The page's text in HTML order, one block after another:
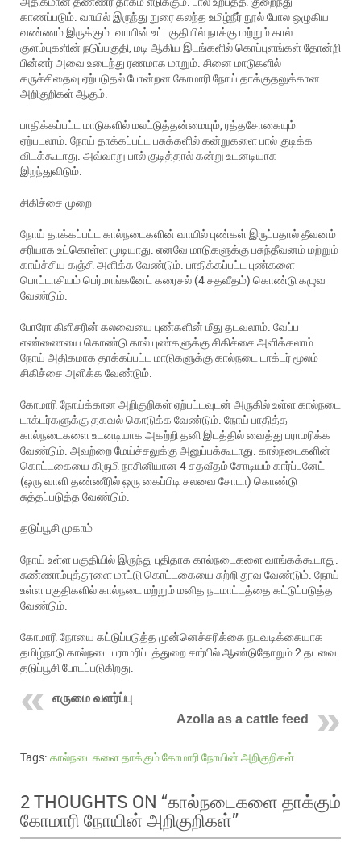
காணப்படும். வாயில் இருந்து நுரை கலந்த உமிழ்நீர் நூல் போல ஒழுகிய
வண்ணம் இருக்கும். வாயின் உட்பகுதியில் நாக்கு மற்றும் கால்
குளம்புகளின் நடுப்பகுதி, மடி ஆகிய இடங்களில் கொப்புளங்கள் தோன்றி
பின்னர் அவை உடைந்து ரணமாக மாறும். சினை மாடுகளில்
கருச்சிதைவு ஏற்படுதல் போன்றன கோமாரி நோய் தாக்குதலுக்கான
அறிகுறிகள் ஆகும்.
பாதிக்கப்பட்ட மாடுகளில் மலட்டுத்தன்மையும், ரத்தசோகையும்
ஏற்படலாம். நோய் தாக்கப்பட்ட பசுக்களில் கன்றுகளை பால் குடிக்க
விடக்கூடாது. அவ்வாறு பால் குடித்தால் கன்று உடனடியாக
இறந்துவிடும்.
சிகிச்சை முறை
நோய் தாக்கப்பட்ட கால்நடைகளின் வாயில் புண்கள் இருப்பதால் தீவனம்
சரியாக உட்கொள்ள முடியாது. எனவே மாடுகளுக்கு பசுந்தீவனம் மற்றும்
காய்ச்சிய கஞ்சி அளிக்க வேண்டும். பாதிக்கப்பட்ட புண்களை
பொட்டாசியம் பெர்மாங்கனேட் கரைசல் (4 சதவீதம்) கொண்டு கழுவ
வேண்டும்.
போரோ கிளிசரின் கலவையை புண்களின் மீது தடவலாம். வேப்ப
எண்ணையை கொண்டு கால் புண்களுக்கு சிகிச்சை அளிக்கலாம்.
நோய் அதிகமாக தாக்கப்பட்ட மாடுகளுக்கு கால்நடை டாக்டர் மூலம்
சிகிச்சை அளிக்க வேண்டும்.
கோமாரி நோய்க்கான அறிகுறிகள் ஏற்பட்டவுடன் அருகில் உள்ள கால்நடை
டாக்டர்களுக்கு தகவல் கொடுக்க வேண்டும். நோய் பாதித்த
கால்நடைகளை உடனடியாக அகற்றி தனி இடத்தில் வைத்து பராமரிக்க
வேண்டும். அவற்றை மேய்ச்சலுக்கு அனுப்பக்கூடாது. கால்நடைகளின்
கொட்டகையை கிருமி நாசினியான 4 சதவீதம் சோடியம் கார்ப்பனேட்
(ஒரு வாளி தண்ணீரில் ஒரு கைப்பிடி சலவை சோடா) கொண்டு
சுத்தப்படுத்த வேண்டும்.
தடுப்பூசி முகாம்
நோய் உள்ள பகுதியில் இருந்து புதிதாக கால்நடைகளை வாங்கக்கூடாது.
சுண்ணாம்புத்தூளை மாட்டு கொட்டகையை சுற்றி தூவ வேண்டும். நோய்
உள்ள பகுதிகளில் கால்நடை மற்றும் மனித நடமாட்டத்தை கட்டுப்படுத்த
வேண்டும்.
கோமாரி நோயை கட்டுப்படுத்த முன்னெச்சரிக்கை நடவடிக்கையாக
தமிழ்நாடு கால்நடை பராமரிப்புத்துறை சார்பில் ஆண்டுதோறும் 2 தடவை
தடுப்பூசி போடப்படுகிறது.
எருமை வளர்ப்பு
Azolla as a cattle feed
Tags: கால்நடைகளை தாக்கும் கோமாரி நோயின் அறிகுறிகள்
2 THOUGHTS ON “கால்நடைகளை தாக்கும்
கோமாரி நோயின் அறிகுறிகள்”